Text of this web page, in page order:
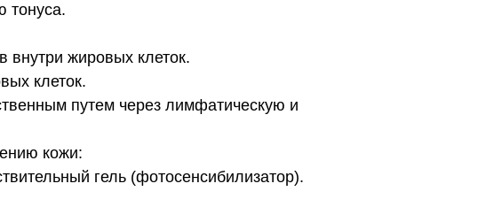
тонуса.
внутри жировых клеток.
клеток.
путем через лимфатическую и
кожи:
гель (фотосенсибилизатор).